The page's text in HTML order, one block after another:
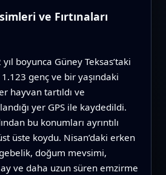
ve Fırtınaları
boyunca Güney Teksas’taki
genç ve bir yaşındaki
hayvan tartıldı ve
yer GPS ile kaydedildi.
bu konumları ayrıntılı
üste koydu. Nisan’daki erken
doğum mevsimi,
ve daha uzun süren emzirme